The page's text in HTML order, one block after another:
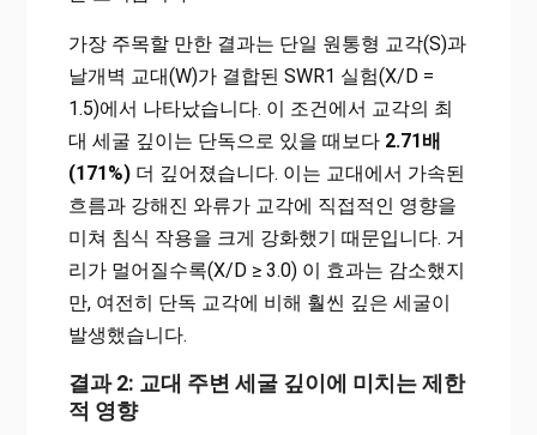
가장 주목할 만한 결과는 단일 원통형 교각(S)과
날개벽 교대(W)가 결합된 SWR1 실험(X/D =
1.5)에서 나타났습니다. 이 조건에서 교각의 최
대 세굴 깊이는 단독으로 있을 때보다 2.71배
(171%)더 깊어졌습니다. 이는 교대에서 가속된
흐름과 강해진 와류가 교각에 직접적인 영향을
미쳐 침식 작용을 크게 강화했기 때문입니다. 거
리가 멀어질수록(X/D ≥ 3.0) 이 효과는 감소했지
만, 여전히 단독 교각에 비해 훨씬 깊은 세굴이
발생했습니다.
결과 2: 교대 주변 세굴 깊이에 미치는 제한
적 영향